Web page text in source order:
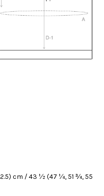
162.5) cm / 43 ½ (47 ¼, 51 ¾, 55